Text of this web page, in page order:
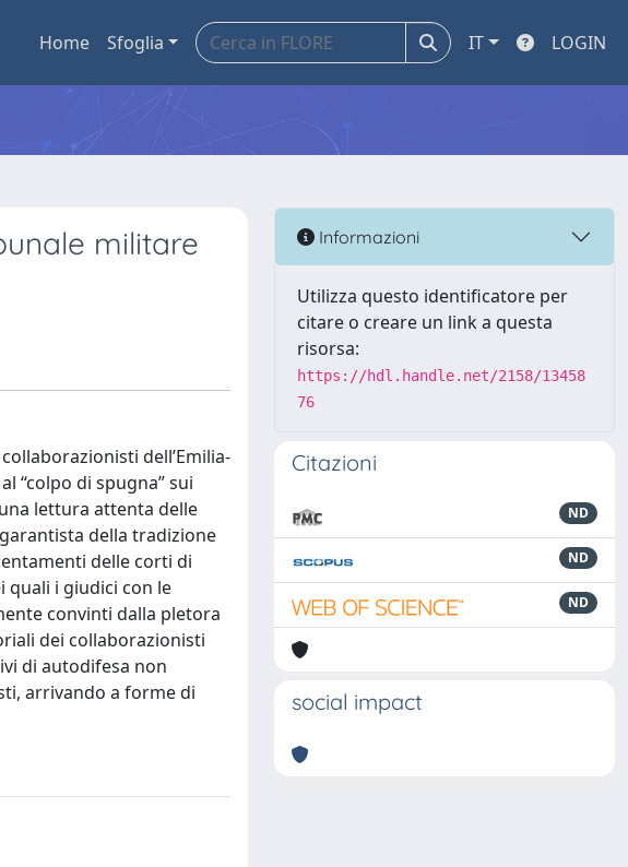
Home Sfoglia IT LOGIN
militare
dell’Emilia-
“colpo di spugna” sui
lettura attenta delle
della tradizione
delle corti di
quali i giudici con le
convinti dalla pletora
dei collaborazionisti
di autodifesa non
arrivando a forme di
Informazioni
Utilizza questo identificatore per
citare o creare un link a questa
risorsa:
https://hdl.handle.net/2158/13458
76
Citazioni
ND
ND
ND
social impact